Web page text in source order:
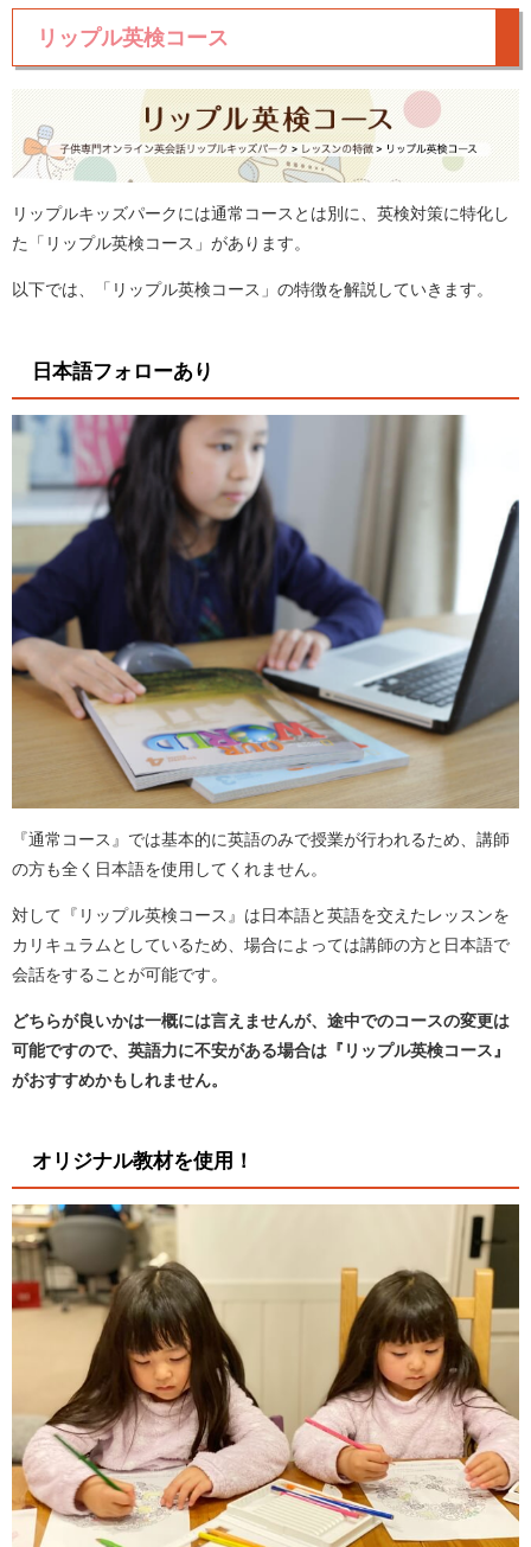
リップル英検コース
リップルキッズパークには通常コースとは別に、英検対策に特化し
た「リップル英検コース」があります。
以下では、「リップル英検コース」の特徴を解説していきます。
日本語フォローあり
『通常コース』では基本的に英語のみで授業が行われるため、講師
の方も全く日本語を使用してくれません。
対して『リップル英検コース』は日本語と英語を交えたレッスンを
カリキュラムとしているため、場合によっては講師の方と日本語で
会話をすることが可能です。
どちらが良いかは一概には言えませんが、途中でのコースの変更は
可能ですので、英語力に不安がある場合は『リップル英検コース』
がおすすめかもしれません。
オリジナル教材を使用！